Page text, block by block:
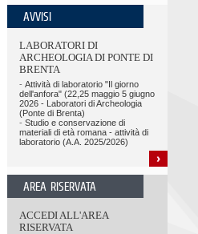
AVVISI
LABORATORI DI
ARCHEOLOGIA DI PONTE DI
BRENTA
- Attività di laboratorio "Il giorno
dell'anfora" (22,25 maggio 5 giugno
2026 - Laboratori di Archeologia
(Ponte di Brenta)
- Studio e conservazione di
materiali di età romana - attività di
laboratorio (A.A. 2025/2026)
AREA RISERVATA
ACCEDI ALL'AREA
RISERVATA